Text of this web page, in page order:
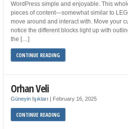
WordPress simple and enjoyable. This
pieces of content—somewhat similar to
move around and interact with. Move your
notice the different blocks light up with
the […]
CONTINUE READING
Orhan Veli
Güneyin Işıkları February 16, 2025
CONTINUE READING